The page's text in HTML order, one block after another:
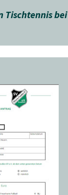
Tischtennis